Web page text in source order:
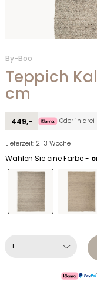
By-Boo
Teppich
cm
449,- Oder in drei
Lieferzeit: 2-3 Woche
Wählen Sie eine Farbe -